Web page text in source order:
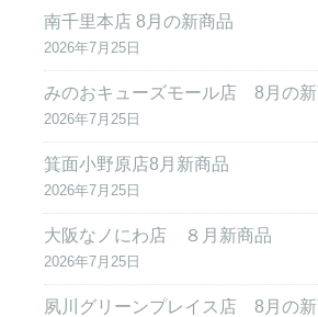
南千里本店 8月の新商品
2026年7月25日
みのおキューズモール店 8月の新
2026年7月25日
箕面小野原店8月新商品
2026年7月25日
大阪なノにわ店 ８月新商品
2026年7月25日
夙川グリーンプレイス店 8月の